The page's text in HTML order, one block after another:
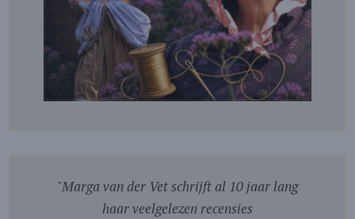
"Marga van der Vet schrijft al 10 jaar lang
haar veelgelezen recensies